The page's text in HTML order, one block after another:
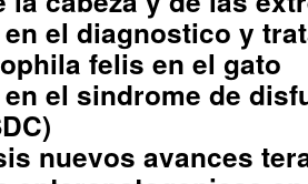
el diagnostico y
felis en el gato
el sindrome de
nuevos avances